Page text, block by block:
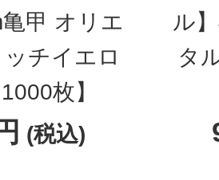
甲 オリエ
チイエロ
枚】
(税込)
ル
タ